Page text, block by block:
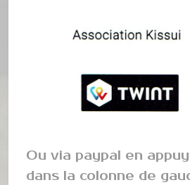
Ou via paypal en
dans la colonne de